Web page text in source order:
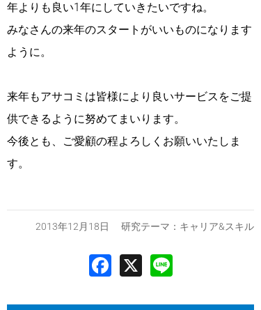
年よりも良い1年にしていきたいですね。
みなさんの来年のスタートがいいものになります
ように。
来年もアサコミは皆様により良いサービスをご提
供できるように努めてまいります。
今後とも、ご愛顧の程よろしくお願いいたしま
す。
2013年12月18日 研究テーマ： キャリア&スキル